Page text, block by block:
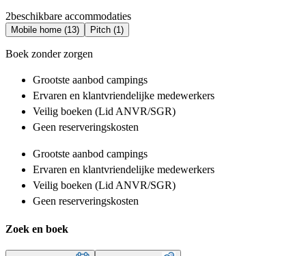
2beschikbare accommodaties
Mobile home (13) Pitch (1)
Boek zonder zorgen
Grootste aanbod campings
Ervaren en klantvriendelijke medewerkers
Veilig boeken (Lid ANVR/SGR)
Geen reserveringskosten
Grootste aanbod campings
Ervaren en klantvriendelijke medewerkers
Veilig boeken (Lid ANVR/SGR)
Geen reserveringskosten
Zoek en boek